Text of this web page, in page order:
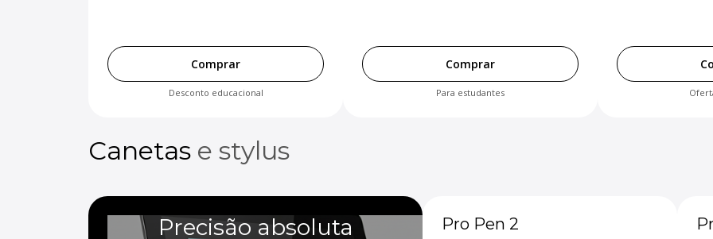
Comprar
Desconto educacional
Comprar
Para estudantes
Canetas e stylus
Precisão absoluta Pro Pen 2